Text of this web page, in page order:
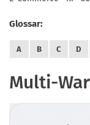
Glossar:
A B C D
Multi-